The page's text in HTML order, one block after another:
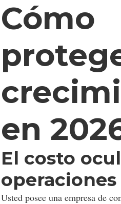
Cómo
en
El costo
Usted posee una empresa de